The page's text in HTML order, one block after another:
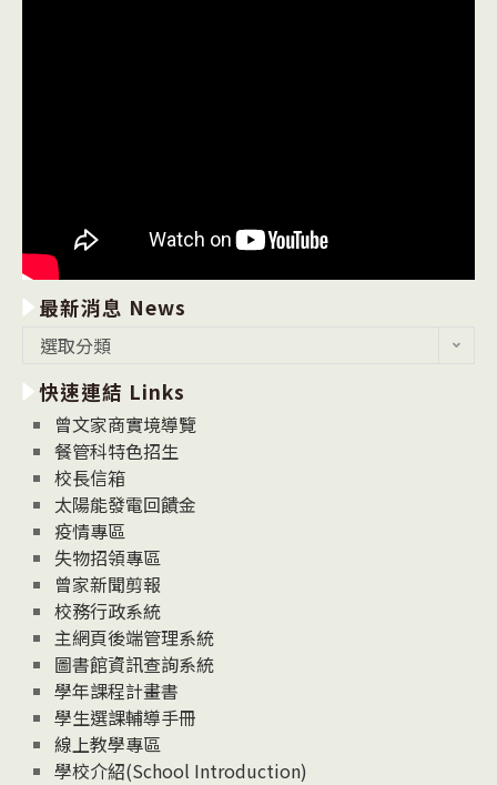
最新消息 News
消
息
News
選取分類
快速連結 Links
曾文家商實境導覽
餐管科特色招生
校長信箱
太陽能發電回饋金
疫情專區
失物招領專區
曾家新聞剪報
校務行政系統
主網頁後端管理系統
圖書館資訊查詢系統
學年課程計畫書
學生選課輔導手冊
線上教學專區
學校介紹(School Introduction)